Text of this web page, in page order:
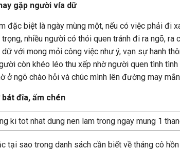
gặp người vía dữ
đặc biệt là ngày mùng một, nếu có việc phải đi
trọng, nhiều người có thói quen tránh đi ra ngõ, ra
với mong mỏi công việc như ý, vạn sự hanh
còn khéo léo thu xếp nhờ người quen tình
ở ngõ chào hỏi và chúc mình lên đường may
đĩa, ấm chén
tại sao trong danh sách cần biết về tháng cô